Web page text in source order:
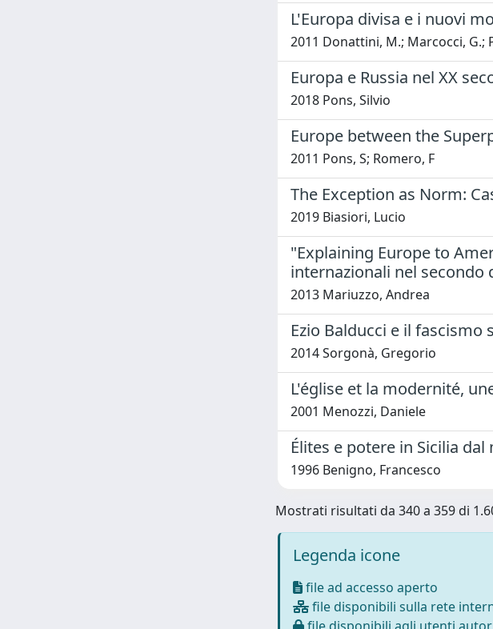
L'Europa divisa e i nuovi
2011 Donattini, M.; Marcocci, G.;
Europa e Russia nel XX
2018 Pons, Silvio
Europe between the
2011 Pons, S; Romero, F
The Exception as Norm:
2019 Biasiori, Lucio
"Explaining Europe to
internazionali nel secondo
2013 Mariuzzo, Andrea
Ezio Balducci e il fascismo
2014 Sorgonà, Gregorio
L'église et la modernité,
2001 Menozzi, Daniele
Élites e potere in Sicilia
1996 Benigno, Francesco
Mostrati risultati da 340 a 359 di
Legenda icone
file ad accesso aperto
file disponibili sulla rete